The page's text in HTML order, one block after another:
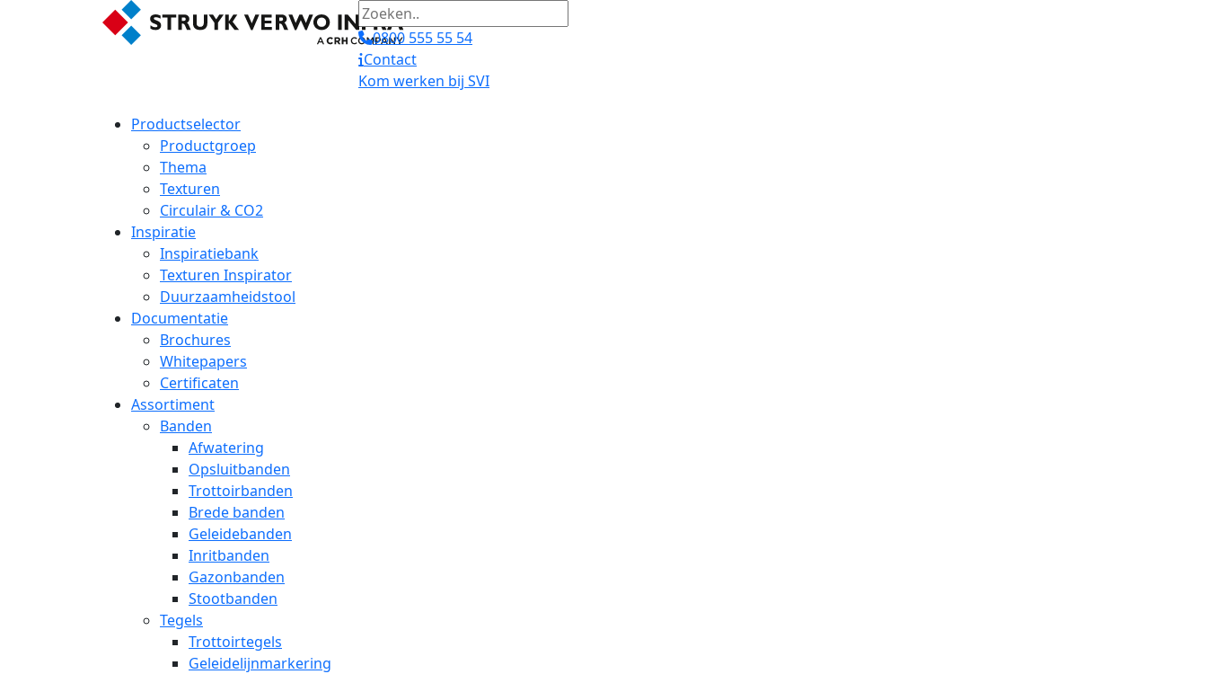
0800 555 55 54
Contact
Kom werken bij SVI
Productselector
Productgroep
Thema
Texturen
Circulair & CO2
Inspiratie
Inspiratiebank
Texturen Inspirator
Duurzaamheidstool
Documentatie
Brochures
Whitepapers
Certificaten
Assortiment
Banden
Afwatering
Opsluitbanden
Trottoirbanden
Brede banden
Geleidebanden
Inritbanden
Gazonbanden
Stootbanden
Tegels
Trottoirtegels
Geleidelijnmarkering